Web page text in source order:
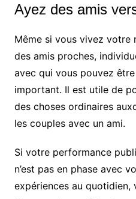
Ayez des amis
Même si vous vivez votre
des amis proches,
avec qui vous pouvez
important. Il est utile de
des choses ordinaires
les couples avec un ami.
Si votre performance
n’est pas en phase avec
expériences au